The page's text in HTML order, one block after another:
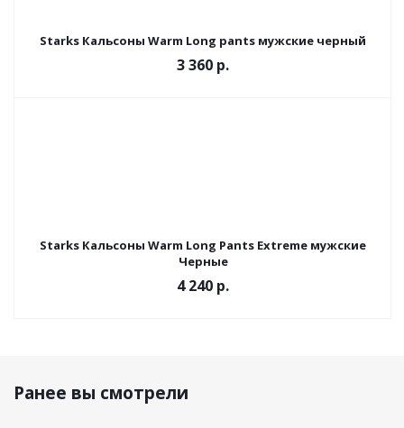
Starks Кальсоны Warm Long pants мужские черный
3 360 р.
Starks Кальсоны Warm Long Pants Extreme мужские
Черные
4 240 р.
Ранее вы смотрели